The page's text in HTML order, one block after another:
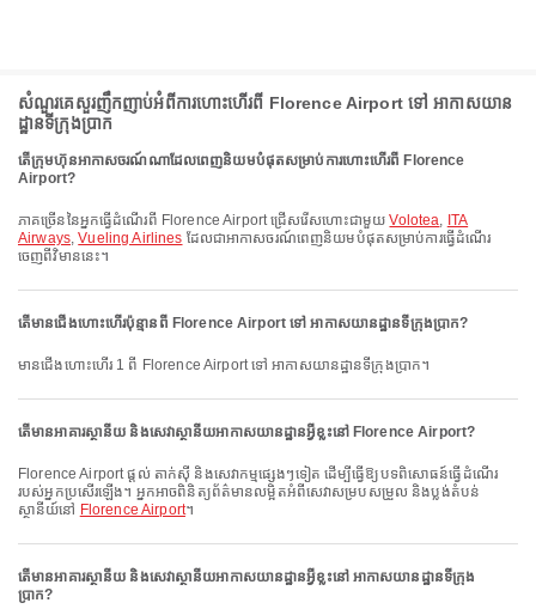
សំណួរគេសួរញឹកញាប់អំពីការហោះហើរពី Florence Airport ទៅ អាកាសយាន
ដ្ឋានទីក្រុងប្រាក
តើក្រុមហ៊ុនអាកាសចរណ៍ណាដែលពេញនិយមបំផុតសម្រាប់ការហោះហើរពី Florence
Airport?
ភាគច្រើននៃអ្នកធ្វើដំណើរពី Florence Airport ជ្រើសរើសហោះជាមួយVolotea, ITA
Airways,Vueling Airlines ដែលជាអាកាសចរណ៍ពេញនិយមបំផុតសម្រាប់ការធ្វើដំណើរ
ចេញពីវិមាននេះ។
តើមានជើងហោះហើរប៉ុន្មានពី Florence Airport ទៅ អាកាសយានដ្ឋានទីក្រុងប្រាក?
មានជើងហោះហើរ 1 ពី Florence Airport ទៅ អាកាសយានដ្ឋានទីក្រុងប្រាក។
តើមានអាគារស្ថានីយ និងសេវាស្ថានីយអាកាសយានដ្ឋានអ្វីខ្លះនៅ Florence Airport?
Florence Airport ផ្តល់ តាក់ស៊ី និងសេវាកម្មផ្សេងៗទៀត ដើម្បីធ្វើឱ្យបទពិសោធន៍ធ្វើដំណើរ
របស់អ្នកប្រសើរឡើង។ អ្នកអាចពិនិត្យព័ត៌មានលម្អិតអំពីសេវាសម្របសម្រួល និងប្លង់តំបន់
ស្ថានីយ៍នៅ Florence Airport។
តើមានអាគារស្ថានីយ និងសេវាស្ថានីយអាកាសយានដ្ឋានអ្វីខ្លះនៅ អាកាសយានដ្ឋានទីក្រុង
ប្រាក?